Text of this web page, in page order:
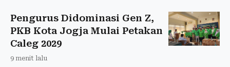
Pengurus Didominasi Gen Z,
PKB Kota Jogja Mulai Petakan
Caleg 2029
9 menit lalu